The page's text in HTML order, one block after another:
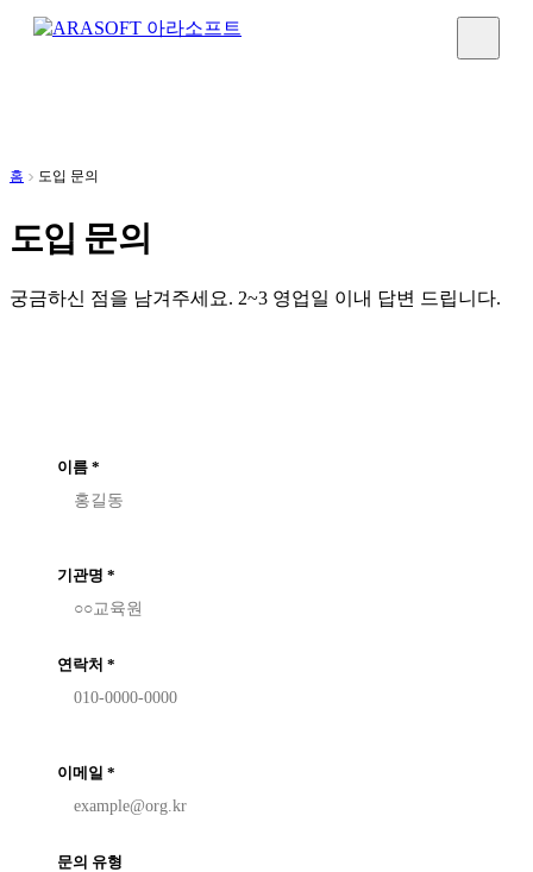
홈 도입 문의
도입 문의
궁금하신 점을 남겨주세요. 2~3 영업일 이내 답변 드립니다.
이름 *
기관명 *
연락처 *
이메일 *
문의 유형